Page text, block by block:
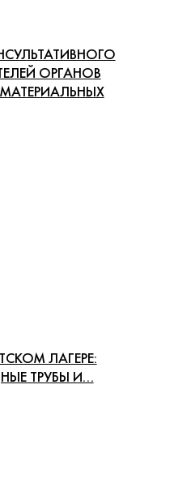
ОРГАНОВ
ЛАГЕРЕ:
ТРУБЫ И…